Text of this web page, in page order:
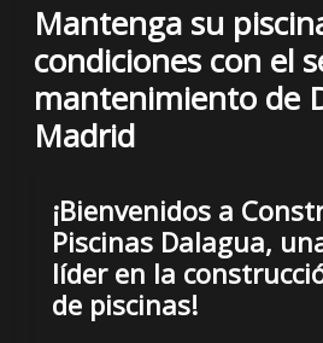
Mantenga su
condiciones con el
mantenimiento de
Madrid
¡Bienvenidos a
Piscinas Dalagua,
líder en la
de piscinas!